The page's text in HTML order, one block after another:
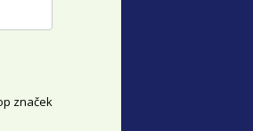
značek